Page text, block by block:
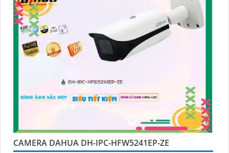
CAMERA DAHUA DH-IPC-HFW5241EP-ZE